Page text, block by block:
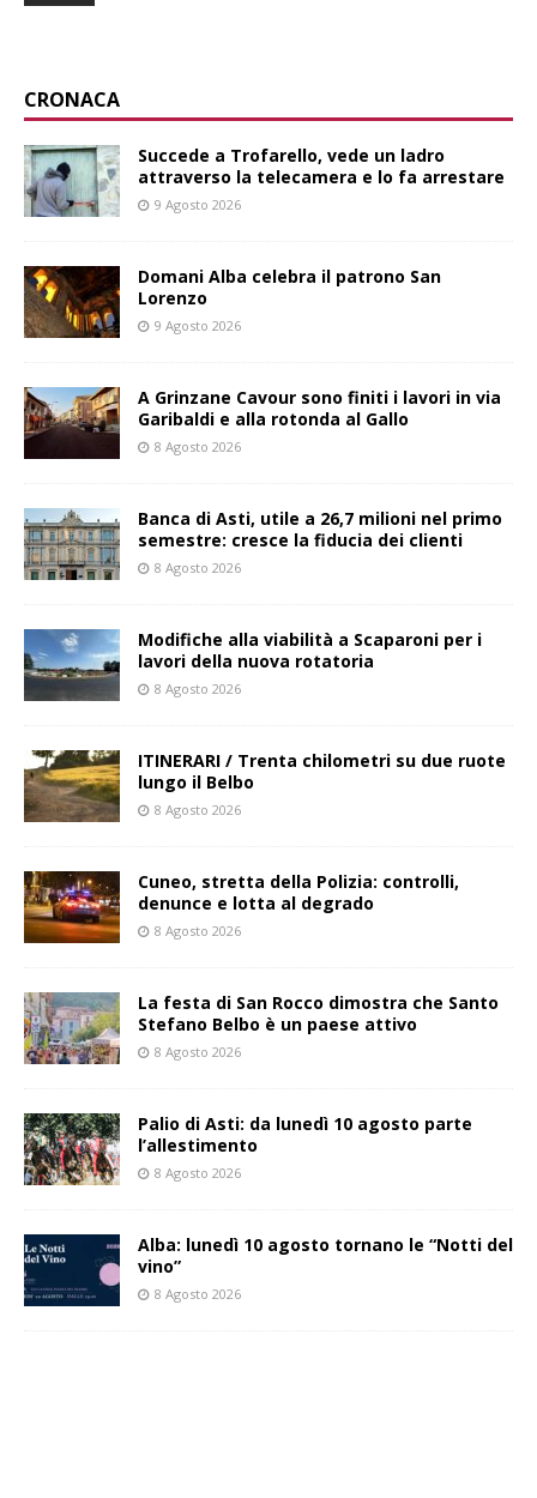
CRONACA
Succede a Trofarello, vede un ladro
attraverso la telecamera e lo fa arrestare
9 Agosto 2026
Domani Alba celebra il patrono San
Lorenzo
9 Agosto 2026
A Grinzane Cavour sono finiti i lavori in via
Garibaldi e alla rotonda al Gallo
8 Agosto 2026
Banca di Asti, utile a 26,7 milioni nel primo
semestre: cresce la fiducia dei clienti
8 Agosto 2026
Modifiche alla viabilità a Scaparoni per i
lavori della nuova rotatoria
8 Agosto 2026
ITINERARI / Trenta chilometri su due ruote
lungo il Belbo
8 Agosto 2026
Cuneo, stretta della Polizia: controlli,
denunce e lotta al degrado
8 Agosto 2026
La festa di San Rocco dimostra che Santo
Stefano Belbo è un paese attivo
8 Agosto 2026
Palio di Asti: da lunedì 10 agosto parte
l’allestimento
8 Agosto 2026
Alba: lunedì 10 agosto tornano le “Notti del
vino”
8 Agosto 2026